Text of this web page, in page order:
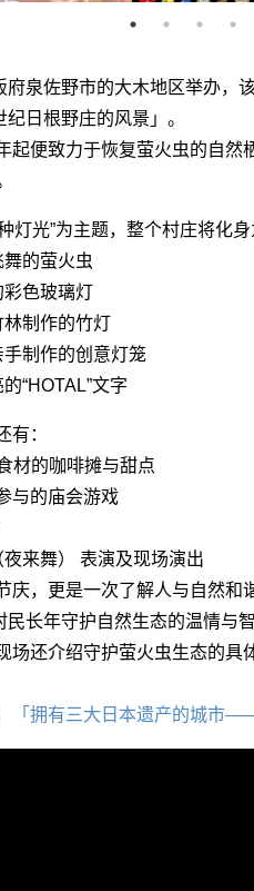
府泉佐野市的大木地区举办，
日根野庄的风景」。
起便致力于恢复萤火虫的自然
灯光”为主题，整个村庄将化身
的萤火虫
色玻璃灯
制作的竹灯
制作的创意灯笼
“HOTAL”文字
有：
材的咖啡摊与甜点
与的庙会游戏
夜来舞） 表演及现场演出
，更是一次了解人与自然和
长年守护自然生态的温情与智
场还介绍守护萤火虫生态的具
「拥有三大日本遗产的城市